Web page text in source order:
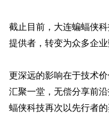
截止目前，大连蝙蝠侠
提供者，转变为众多企
更深远的影响在于技术
汇聚一堂，无偿分享前
蝠侠科技再次以先行者